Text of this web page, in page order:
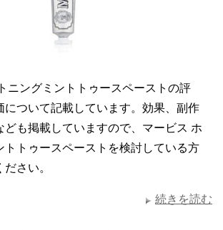
ニングミントトゥースペーストの評
について記載しています。効果、副作
ども掲載していますので、マービス ホ
トトゥースペーストを検討している方
さい。
続きを読む